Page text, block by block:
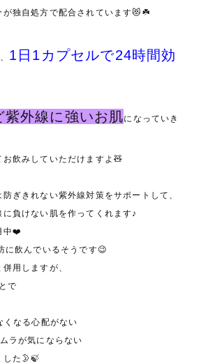
独自処方で配合されています😻☘️
1 日 1 カプセルで24時間効
紫外線に強いお肌になっていき
飲みしていただけますよ🧸
ぎきれない紫外線対策をサポートして、
負けない肌を作ってくれます♪
中❤️
に飲んでいるそうです😉
用しますが、
で
くなる心配がない
ラが気にならない
した🌛🍃